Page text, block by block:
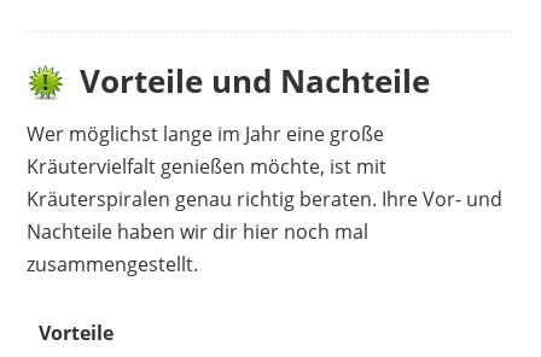
Vorteile und Nachteile
Wer möglichst lange im Jahr eine große
Kräutervielfalt genießen möchte, ist mit
Kräuterspiralen genau richtig beraten. Ihre Vor- und
Nachteile haben wir dir hier noch mal
zusammengestellt.
Vorteile